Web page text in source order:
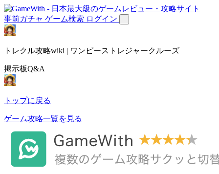
事前ガチャ ゲーム検索 ログイン
トレクル攻略wiki | ワンピーストレジャークルーズ
掲示板Q&A
トップに戻る
ゲーム攻略一覧を見る